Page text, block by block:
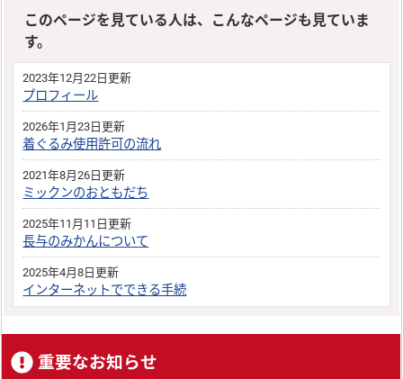
このページを見ている人は、こんなページも見ていま
す。
2023年12月22日更新
プロフィール
2026年1月23日更新
着ぐるみ使用許可の流れ
2021年8月26日更新
ミックンのおともだち
2025年11月11日更新
長与のみかんについて
2025年4月8日更新
インターネットでできる手続
重要なお知らせ